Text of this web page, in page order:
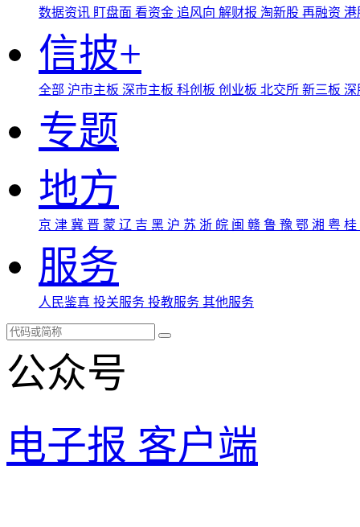
数据资讯 盯盘面 看资金 追风向 解财报 淘新股 再融资
信披+
全部 沪市主板 深市主板 科创板 创业板 北交所 新三板
专题
地方
京 津 冀 晋 蒙 辽 吉 黑 沪 苏 浙 皖 闽 赣 鲁 豫 鄂 湘 粤 桂
服务
人民鉴真 投关服务 投教服务 其他服务
公众号
电子报 客户端